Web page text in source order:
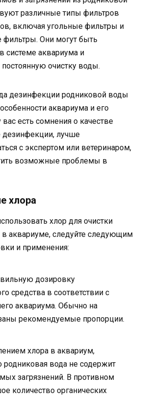
различные типы фильтров
включая угольные фильтры и
фильтры. Они могут быть
системе аквариума и
постоянную очистку воды.
дезинфекции родниковой воды
аквариума и его
вас есть сомнения о качестве
дезинфекции, лучше
с экспертом или ветеринаром,
возможные проблемы в
хлора
хлор для очистки
аквариуме, следуйте следующим
и применения:
дозировку
средства в соответствии с
аквариума. Обычно на
рекомендуемые пропорции.
хлора в аквариум,
родниковая вода не содержит
загрязнений. В противном
количество органических